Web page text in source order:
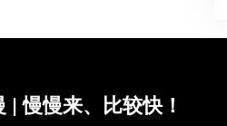
| 慢慢来、比较快！